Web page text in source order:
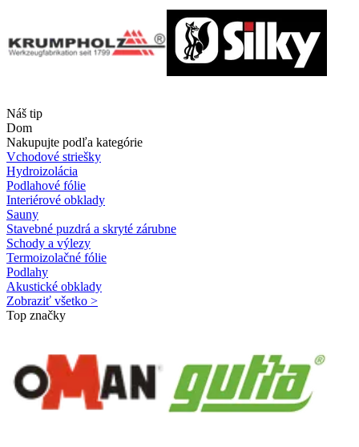
Náš tip
Dom
Nakupujte podľa kategórie
Vchodové striešky
Hydroizolácia
Podlahové fólie
Interiérové obklady
Sauny
Stavebné puzdrá a skryté zárubne
Schody a výlezy
Termoizolačné fólie
Podlahy
Akustické obklady
Zobraziť všetko >
Top značky